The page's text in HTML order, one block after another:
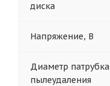
диска
Напряжение, В
Диаметр патрубка
пылеудаления